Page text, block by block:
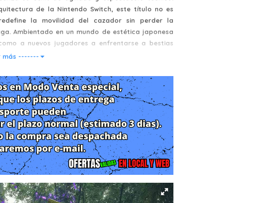
de la Nintendo Switch, este título no es
la movilidad del cazador sin perder la
Ambientado en un mundo de estética japonesa
a nuevos jugadores a enfrentarse a bestias
perfectamente en la palma de tu mano.
un asentamiento famoso por su acero y su
pasado amenaza con destruirlo todo: el Frenesí
hace cincuenta años, consiste en una horda
masa, liderados por una fuerza misteriosa.
es prepararte para el inminente regreso del
las gemelas Hinoa y Minoto, deberás investigar
aparente de tanto caos: el imponente
de reunión, la historia te sumerge en una cultura
más -------